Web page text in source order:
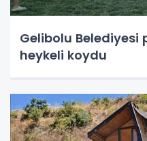
Gelibolu Belediyesi
heykeli koydu